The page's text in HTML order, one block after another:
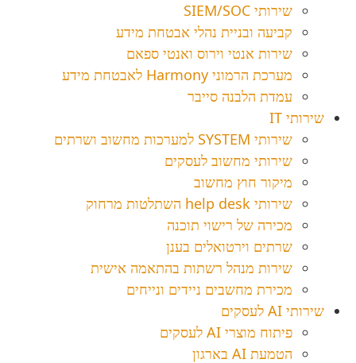
שירותי SIEM/SOC
קביעה ובניית נהלי אבטחת מידע
שירות אנטי וירוס ואנטי ספאם
מערכת הרמוני Harmony לאבטחת מידע
עמדת הלבנה סייבר
שירותי IT
שירותי SYSTEM למערכות מחשוב ושרתים
שירותי מחשוב לעסקים
מיקור חוץ מחשוב
שירותי help desk השתלטות מרחוק
מכירה של רישוי תוכנה
שרתים וירטואלים בענן
שירות מנהל רשתות בהתאמה אישית
מכירת מחשבים ניידים ונייחים
שירותי AI לעסקים
פיתוח מוצרי AI לעסקים
הטמעת AI בארגון